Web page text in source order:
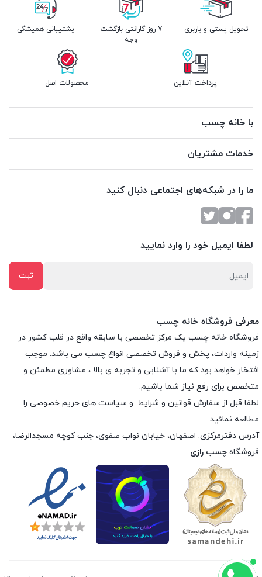
تحویل پستی و باربری
7 روز گارانتی بازگشت
وجه
پشتیبانی همیشگی
پرداخت آنلاین محصولات اصل
با خانه چسب
خدمات مشتریان
ما را در شبکه‌های اجتماعی دنبال کنید
لطفا ایمیل خود را وارد نمایید
معرفی فروشگاه خانه چسب
فروشگاه خانه چسب یک مرکز تخصصی با سابقه واقع در قلب کشور در
زمینه واردات، پخش و فروش تخصصی انواع چسب می باشد. موجب
افتخار خواهد بود که ما با آشنایی و تجربه ی بالا ، مشاوری مطمئن و
متخصص برای رفع نیاز شما باشیم.
لطفا قبل از سفارش قوانین و شرایط و سیاست های حریم خصوصی را
مطالعه نمائید.
آدرس دفترمرکزی: اصفهان، خیابان نواب صفوی، جنب کوچه مسجدالرضا،
فروشگاه چسب رازی